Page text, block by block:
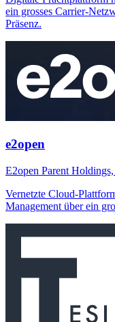
ein grosses Carrier-
Präsenz.
e2open
E2open Parent
Vernetzte Cloud-
Management über ein